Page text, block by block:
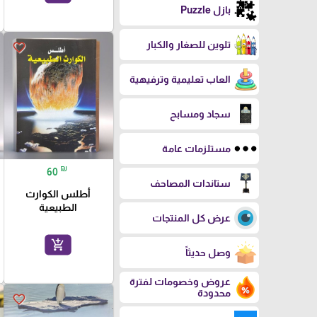
بازل Puzzle
تلوين للصغار والكبار
العاب تعليمية وترفيهية
سجاد ومسابح
مستلزمات عامة
ستاندات المصاحف
عرض كل المنتجات
وصل حديثاً
عروض وخصومات لفترة
محدودة
favorite_border
60 ₪
أطلس الكوارث
الطبيعية
add_shopping_cart
favorite_border